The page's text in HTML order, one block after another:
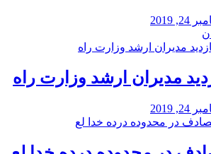
2019
مدیران ارشد وزارت راه
2019